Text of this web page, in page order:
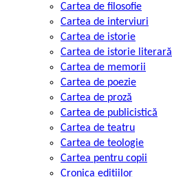
Cartea de filosofie
Cartea de interviuri
Cartea de istorie
Cartea de istorie literară
Cartea de memorii
Cartea de poezie
Cartea de proză
Cartea de publicistică
Cartea de teatru
Cartea de teologie
Cartea pentru copii
Cronica edițiilor